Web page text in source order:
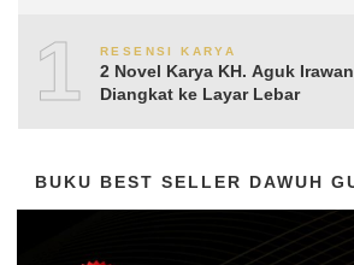
10RESENSI KARYA
2 Novel Karya KH. Aguk
Diangkat ke Layar Lebar
BUKU BEST SELLER DAWUH